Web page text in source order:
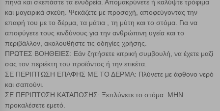
πηνά και σκεπάστε τα ενυδρεία. Απομακρύνετε ή καλύψτε τρόφιμα
και μαγειρικά σκεύη. Ψεκάζετε με προσοχή, αποφεύγοντας την
επαφή του με το δέρμα, τα μάτια , τη μύτη και το στόμα. Για να
αποφύγετε τους κινδύνους για την ανθρώπινη υγεία και το
περιβάλλον, ακολουθήστε τις οδηγίες χρήσης.
ΠΡΩΤΕΣ ΒΟΗΘΕΙΕΣ: Εάν ζητήσετε κιτρική συμβουλή, να έχετε μαζί
σας τον περιέκτη του προϊόντος ή την ετικέτα.
ΣΕ ΠΕΡΙΠΤΩΣΗ ΕΠΑΦΗΣ ΜΕ ΤΟ ΔΕΡΜΑ: Πλύνετε με άφθονο νερό
και σαπούνι.
ΣΕ ΠΕΡΙΠΤΩΣΗ ΚΑΤΑΠΟΣΗΣ: Ξεπλύνετε το στόμα. ΜΗΝ
προκαλέσετε εμετό.